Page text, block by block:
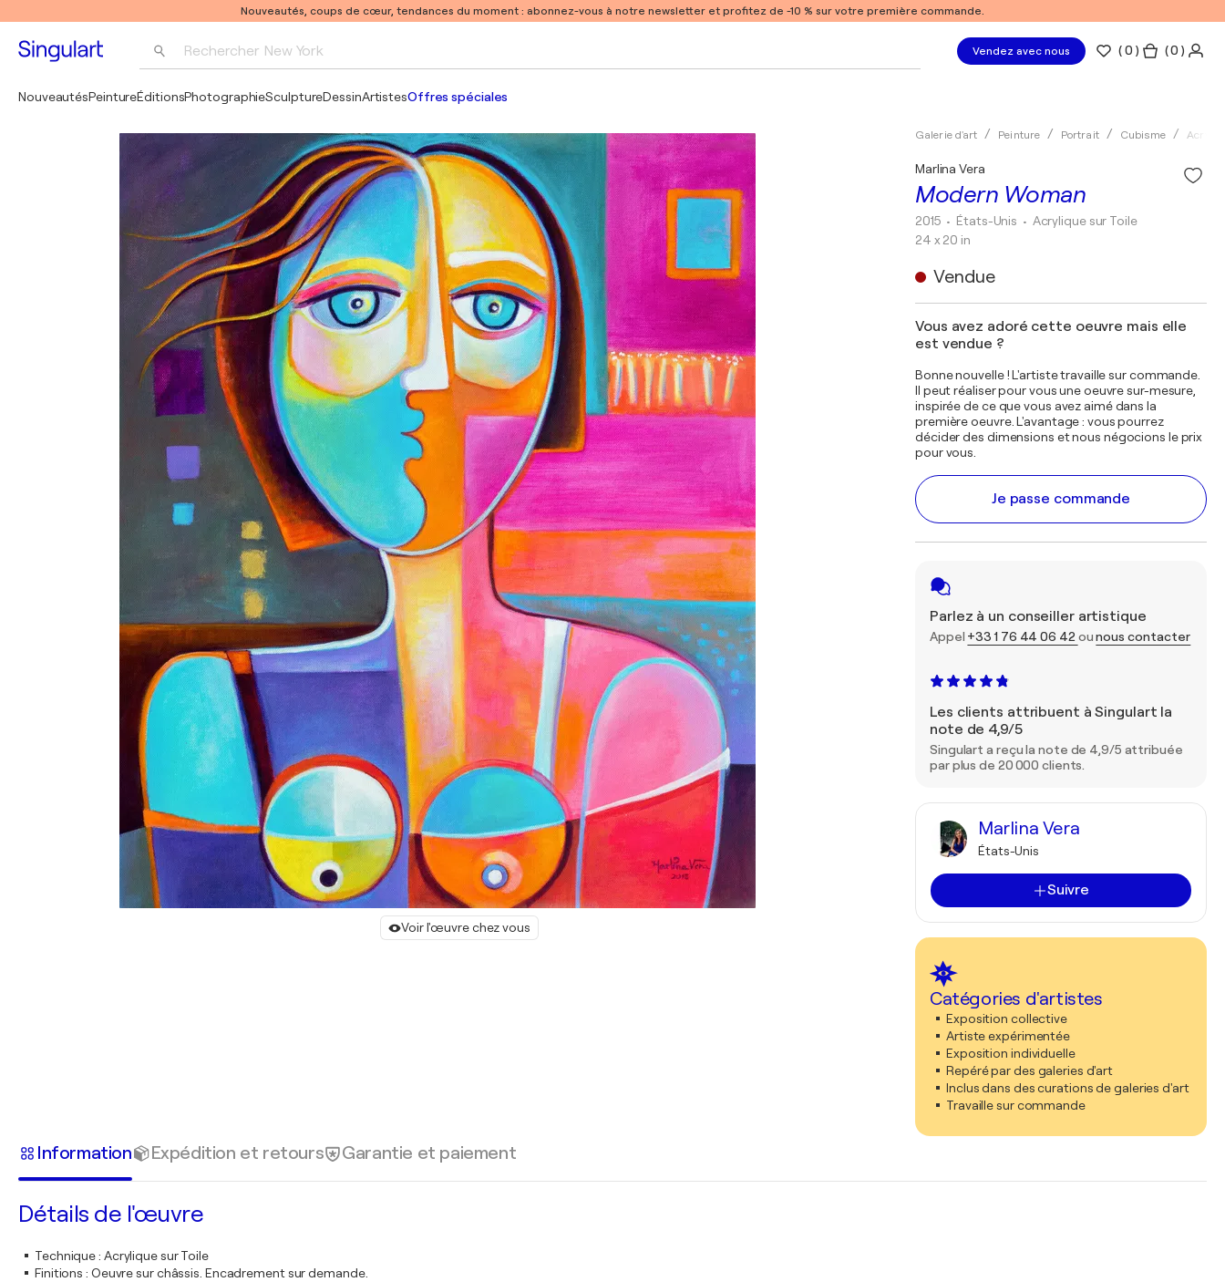
Nouveautés, coups de cœur, tendances du moment : abonnez-vous à notre newsletter et profitez de -10 % sur votre première commande.
Rechercher New York
Pablo Picasso
Vendez avec nous (0 ) ( 0 )
NouveautésPeintureÉditionsPhotographieSculptureDessinArtistesOffres spéciales
Voir l'œuvre chez vous
Galerie d'art Peinture Portrait Cubisme
Modern Woman
Marlina Vera
2015 • États-Unis • Acrylique sur Toile
24 x 20 in
Vendue
Vous avez adoré cette oeuvre mais elle
est vendue ?
Bonne nouvelle ! L'artiste travaille sur commande.
Il peut réaliser pour vous une oeuvre sur-mesure,
inspirée de ce que vous avez aimé dans la
première oeuvre. L'avantage : vous pourrez
décider des dimensions et nous négocions le prix
pour vous.
Je passe commande
Parlez à un conseiller artistique
Appel +33 1 76 44 06 42 ounous contacter
Les clients attribuent à Singulart la
note de 4,9/5
Singulart a reçu la note de 4,9/5 attribuée
par plus de 20 000 clients.
Marlina Vera
États-Unis
Suivre
Catégories d'artistes
Exposition collective
Artiste expérimentée
Exposition individuelle
Repéré par des galeries d'art
Inclus dans des curations de galeries d'art
Travaille sur commande
Information Expédition et retours Garantie et paiement
Détails de l'œuvre
Technique: Acrylique sur Toile
Finitions : Oeuvre sur châssis. Encadrement sur demande.